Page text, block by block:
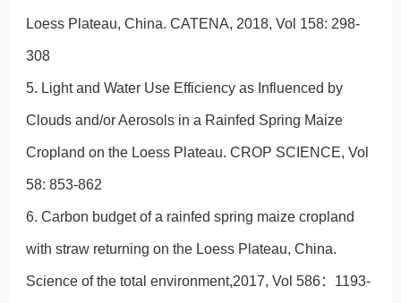
Loess Plateau, China. CATENA, 2018, Vol 158: 298-
308
5. Light and Water Use Efficiency as Influenced by
Clouds and/or Aerosols in a Rainfed Spring Maize
Cropland on the Loess Plateau. CROP SCIENCE, Vol
58: 853-862
6. Carbon budget of a rainfed spring maize cropland
with straw returning on the Loess Plateau, China.
Science of the total environment,2017, Vol 586：1193-